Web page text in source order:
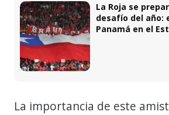
La Roja se
desafío del año:
Panamá en el
La importancia de este